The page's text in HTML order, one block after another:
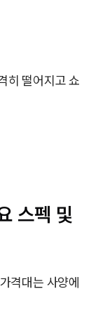
히 떨어지고 쇼
스펙 및
격대는 사양에